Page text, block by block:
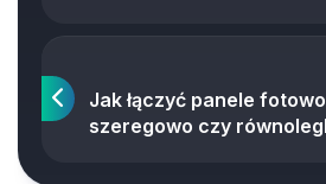
Jak łączyć panele
szeregowo czy